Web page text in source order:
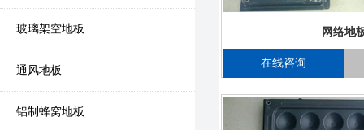
玻璃架空地板
通风地板
铝制蜂窝地板
网络地
在线咨询